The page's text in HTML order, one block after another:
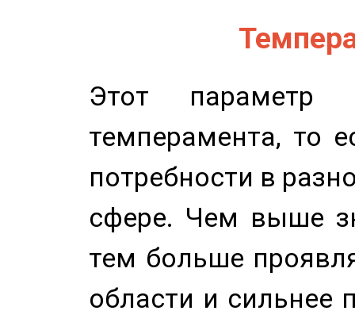
Этот параметр
темперамента, то
потребности в
сфере. Чем выше
тем больше
области и сильнее